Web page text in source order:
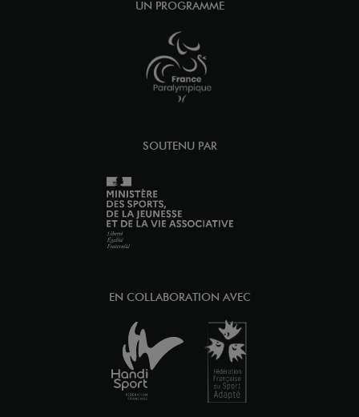
UN PROGRAMME
SOUTENU PAR
EN COLLABORATION AVEC